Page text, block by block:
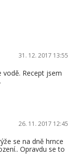
31. 12. 2017 13:55
Recept jsem
26. 11. 2017 12:45
se na dně hrnce
Opravdu se to